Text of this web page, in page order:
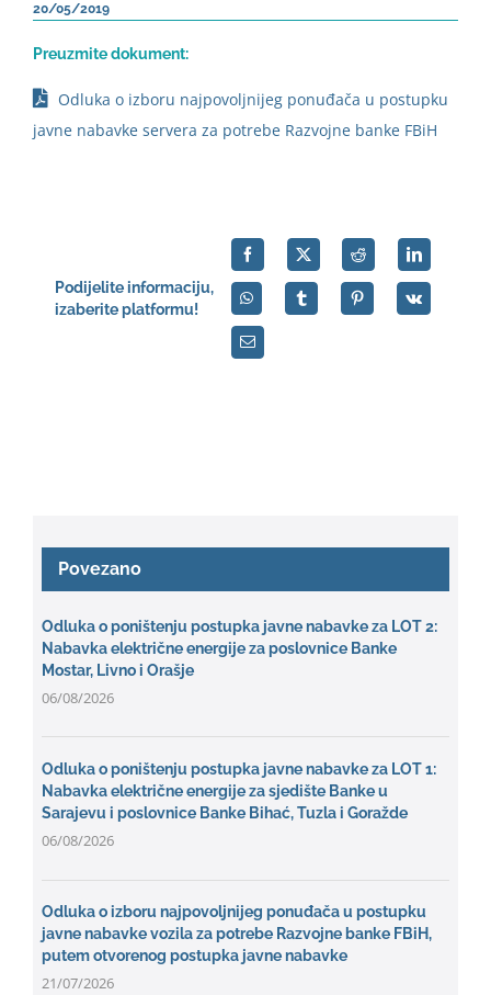
20/05/2019
Preuzmite dokument:
Odluka o izboru najpovoljnijeg ponuđača u postupku
javne nabavke servera za potrebe Razvojne banke FBiH
Podijelite informaciju,
izaberite platformu!
Povezano
Odluka o poništenju postupka javne nabavke za LOT 2:
Nabavka električne energije za poslovnice Banke
Mostar, Livno i Orašje
06/08/2026
Odluka o poništenju postupka javne nabavke za LOT 1:
Nabavka električne energije za sjedište Banke u
Sarajevu i poslovnice Banke Bihać, Tuzla i Goražde
06/08/2026
Odluka o izboru najpovoljnijeg ponuđača u postupku
javne nabavke vozila za potrebe Razvojne banke FBiH,
putem otvorenog postupka javne nabavke
21/07/2026